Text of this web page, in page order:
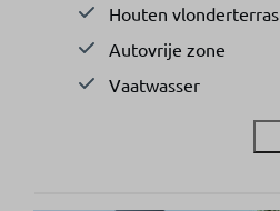
Houten vlonderterras
Autovrije zone
Vaatwasser